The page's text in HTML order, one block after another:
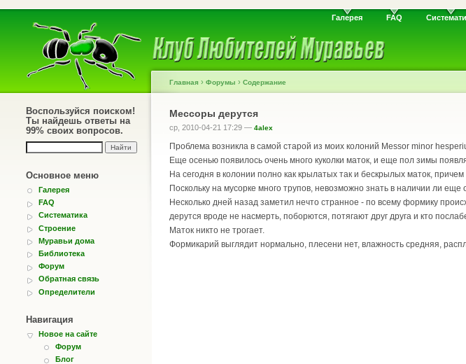
Галерея FAQ
Воспользуйся поиском!
Ты найдешь ответы на
99% своих вопросов.
Основное меню
Галерея
FAQ
Систематика
Строение
Муравьи дома
Библиотека
Форум
Обратная связь
Определители
Навигация
Новое на сайте
Форум
Блог
Главная › Форумы › Содержание
Мессоры дерутся
ср, 2010-04-21 17:29 — 4alex
Проблема возникла в самой старой из моих колоний Messor minor
Еще осенью появилось очень много куколки маток, и еще пол зимы
На сегодня в колонии полно как крылатых так и бескрылых маток,
Поскольку на мусорке много трупов, невозможно знать в наличии ли еще
Несколько дней назад заметил нечто странное - по всему формику
дерутся вроде не насмерть, поборются, потягают друг друга и кто
Маток никто не трогает.
Формикарий выглядит нормально, плесени нет, влажность средняя,